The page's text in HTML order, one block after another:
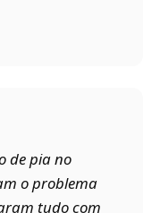
de pia no
o problema
tudo com